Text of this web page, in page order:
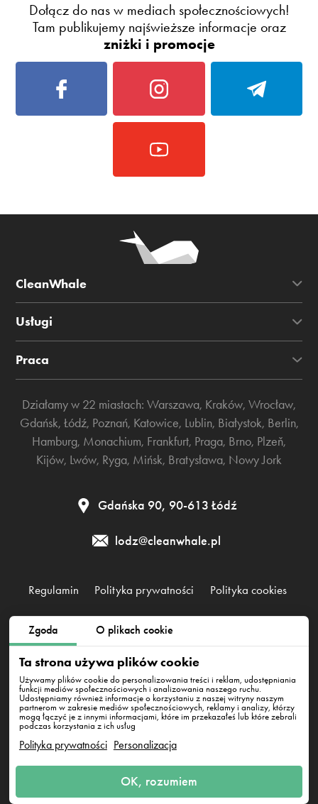
Zgoda O plikach cookie
Ta strona używa plików cookie
Używamy plików cookie do personalizowania treści i reklam, udostępniania
funkcji mediów społecznościowych i analizowania naszego ruchu.
Udostępniamy również informacje o korzystaniu z naszej witryny naszym
partnerom w zakresie mediów społecznościowych, reklamy i analizy, którzy
mogą łączyć je z innymi informacjami, które im przekazałeś lub które zebrali
podczas korzystania z ich usług
Polityka prywatności Personalizacja
OK, rozumiem
Dołącz do nas w mediach społecznościowych!
Tam publikujemy najświeższe informacje oraz
zniżki i promocje
CleanWhale
Usługi
Praca
Działamy w 22 miastach: Warszawa, Kraków, Wrocław,
Gdańsk, Łódź, Poznań, Katowice, Lublin, Białystok, Berlin,
Hamburg, Monachium, Frankfurt, Praga, Brno, Plzeň,
Kijów, Lwów, Ryga, Mińsk, Bratysława, Nowy Jork
Gdańska 90, 90-613 Łódź
lodz@cleanwhale.pl
Regulamin Polityka prywatności Polityka cookies
Clean Whale Sp. z o.o., KRS 0000868230, NIP: 6751738063,
REGON: 38745511400000
Gdańska 90, 90-613 Łódź
Napisz do nas